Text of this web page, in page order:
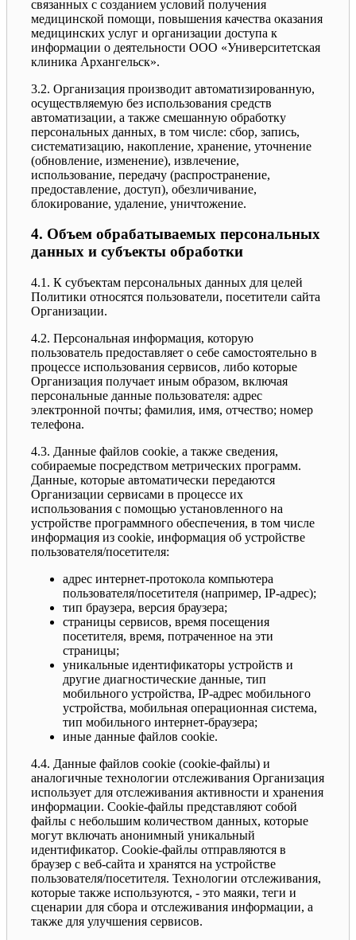
связанных с созданием условий получения
медицинской помощи, повышения качества оказания
медицинских услуг и организации доступа к
информации о деятельности ООО «Университетская
клиника Архангельск».
3.2. Организация производит автоматизированную,
осуществляемую без использования средств
автоматизации, а также смешанную обработку
персональных данных, в том числе: сбор, запись,
систематизацию, накопление, хранение, уточнение
(обновление, изменение), извлечение,
использование, передачу (распространение,
предоставление, доступ), обезличивание,
блокирование, удаление, уничтожение.
4. Объем обрабатываемых персональных
данных и субъекты обработки
4.1. К субъектам персональных данных для целей
Политики относятся пользователи, посетители сайта
Организации.
4.2. Персональная информация, которую
пользователь предоставляет о себе самостоятельно в
процессе использования сервисов, либо которые
Организация получает иным образом, включая
персональные данные пользователя: адрес
электронной почты; фамилия, имя, отчество; номер
телефона.
4.3. Данные файлов cookie, а также сведения,
собираемые посредством метрических программ.
Данные, которые автоматически передаются
Организации сервисами в процессе их
использования с помощью установленного на
устройстве программного обеспечения, в том числе
информация из cookie, информация об устройстве
пользователя/посетителя:
адрес интернет-протокола компьютера
пользователя/посетителя (например, IP-адрес);
тип браузера, версия браузера;
страницы сервисов, время посещения
посетителя, время, потраченное на эти
страницы;
уникальные идентификаторы устройств и
другие диагностические данные, тип
мобильного устройства, IP-адрес мобильного
устройства, мобильная операционная система,
тип мобильного интернет-браузера;
иные данные файлов cookie.
4.4. Данные файлов cookie (сookie-файлы) и
аналогичные технологии отслеживания Организация
использует для отслеживания активности и хранения
информации. Сookie-файлы представляют собой
файлы с небольшим количеством данных, которые
могут включать анонимный уникальный
идентификатор. Cookie-файлы отправляются в
браузер с веб-сайта и хранятся на устройстве
пользователя/посетителя. Технологии отслеживания,
которые также используются, - это маяки, теги и
сценарии для сбора и отслеживания информации, а
также для улучшения сервисов.